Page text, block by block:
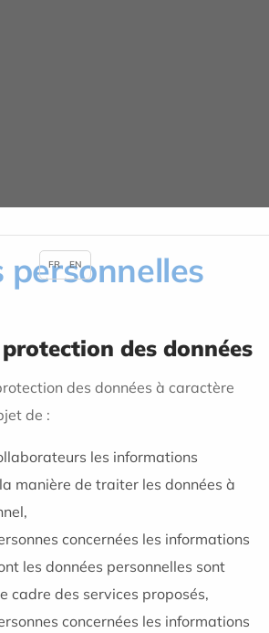
personnelles
des données
des données à caractère
de :
les informations
manière de traiter les données à
concernées les informations
les données personnelles sont
cadre des services proposés,
concernées les informations
FR EN